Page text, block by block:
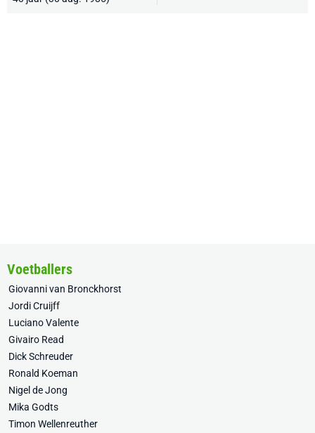
Voetballers
Giovanni van Bronckhorst
Jordi Cruijff
Luciano Valente
Givairo Read
Dick Schreuder
Ronald Koeman
Nigel de Jong
Mika Godts
Timon Wellenreuther